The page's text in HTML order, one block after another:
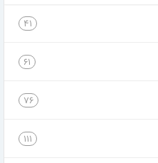
۴۱
۶۱
۷۶
۱۱۱